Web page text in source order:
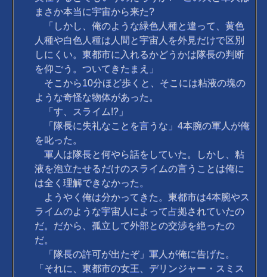
まさか本当に宇宙から来た?
「しかし、俺のような緑色人種と違って、黄色
人種や白色人種は人間と宇宙人を外見だけで区別
しにくい。東都市に入れるかどうかは隊長の判断
を仰ごう。ついてきたまえ」
そこから10分ほど歩くと、そこには粘液の塊の
ような奇怪な物体があった。
「す、スライム!?」
「隊長に失礼なことを言うな」4本腕の軍人が俺
を叱った。
軍人は隊長と何やら話をしていた。しかし、粘
液を泡立たせるだけのスライムの言うことは俺に
は全く理解できなかった。
ようやく俺は分かってきた。東都市は4本腕やス
ライムのような宇宙人によって占拠されていたの
だ。だから、孤立して外部との交渉を絶ったの
だ。
「隊長の許可が出たぞ」軍人が俺に告げた。
「それに、東都市の女王、デリンジャー・スミス